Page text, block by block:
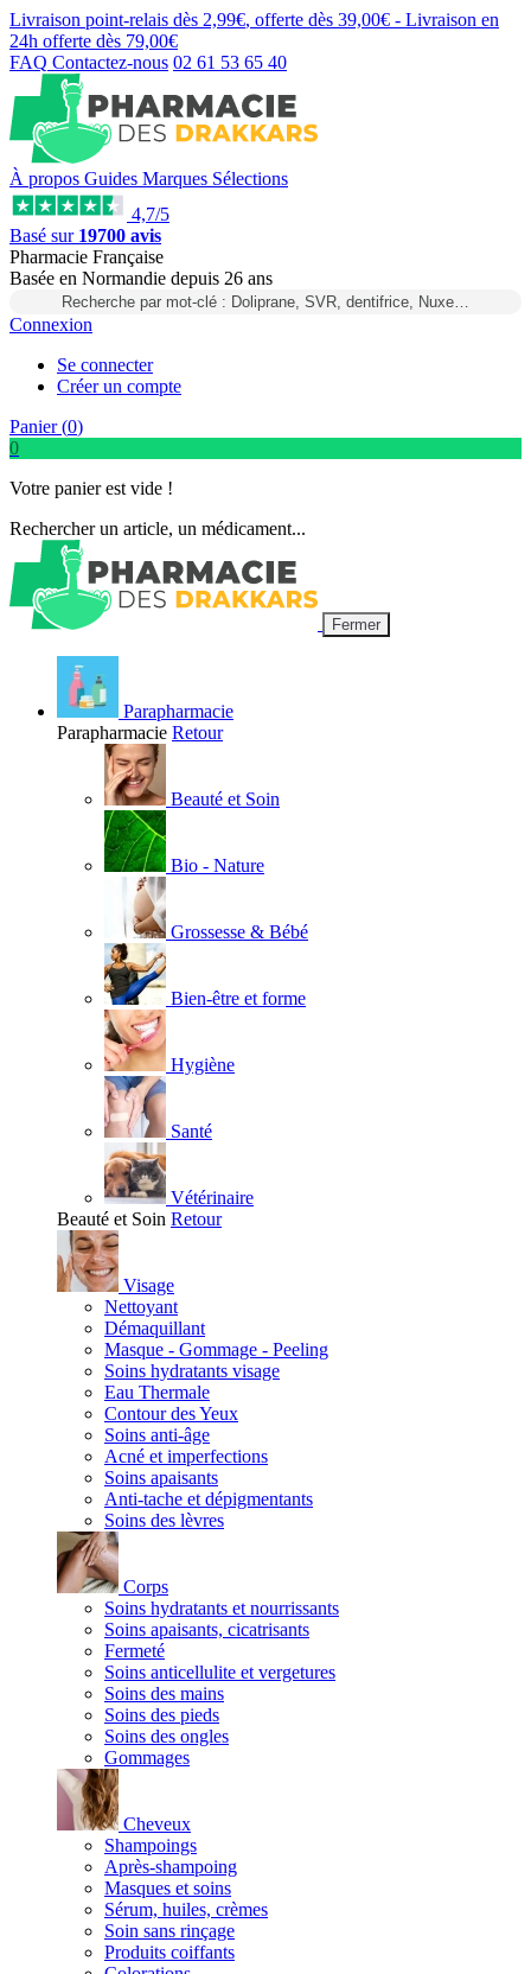
Livraison point-relais dès 2,99€, offerte dès 39,00€ - Livraison en
24h offerte dès 79,00€
FAQ Contactez-nous 02 61 53 65 40
À propos Guides Marques Sélections
4,7/5
Basé sur 19700 avis
Pharmacie Française
Basée en Normandie depuis 26 ans
Recherche par mot-clé : Doliprane, SVR, dentifrice, Nuxe…
Connexion
Se connecter
Créer un compte
Panier (0)
0
Votre panier est vide !
Rechercher un article, un médicament...
Fermer
Parapharmacie
Parapharmacie Retour
Beauté et Soin
Bio - Nature
Grossesse & Bébé
Bien-être et forme
Hygiène
Santé
Vétérinaire
Beauté et Soin Retour
Visage
Nettoyant
Démaquillant
Masque - Gommage - Peeling
Soins hydratants visage
Eau Thermale
Contour des Yeux
Soins anti-âge
Acné et imperfections
Soins apaisants
Anti-tache et dépigmentants
Soins des lèvres
Corps
Soins hydratants et nourrissants
Soins apaisants, cicatrisants
Fermeté
Soins anticellulite et vergetures
Soins des mains
Soins des pieds
Soins des ongles
Gommages
Cheveux
Shampoings
Après-shampoing
Masques et soins
Sérum, huiles, crèmes
Soin sans rinçage
Produits coiffants